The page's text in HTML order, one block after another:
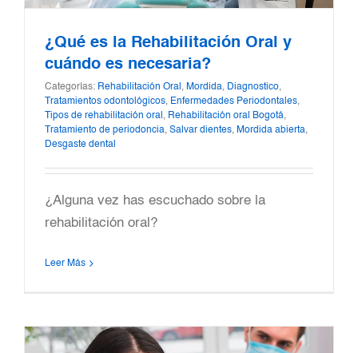
¿Qué es la Rehabilitación Oral y
cuándo es necesaria?
Categorías: Rehabilitación Oral , Mordida, Diagnostico,
Tratamientos odontológicos, Enfermedades Periodontales,
Tipos de rehabilitación oral , Rehabilitación oral Bogotá,
Tratamiento de periodoncia, Salvar dientes, Mordida abierta,
Desgaste dental
¿Alguna vez has escuchado sobre la
rehabilitación oral?
Leer Más